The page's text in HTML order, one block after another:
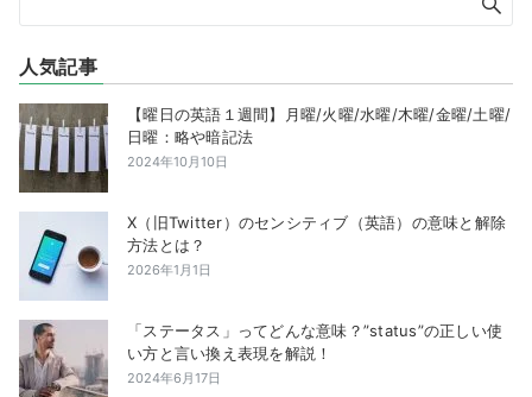
人気記事
【曜日の英語１週間】月曜/火曜/水曜/木曜/金曜/土曜/
日曜：略や暗記法
2024年10月10日
X（旧Twitter）のセンシティブ（英語）の意味と解除
方法とは？
2026年1月1日
「ステータス」ってどんな意味？”status”の正しい使
い方と言い換え表現を解説！
2024年6月17日